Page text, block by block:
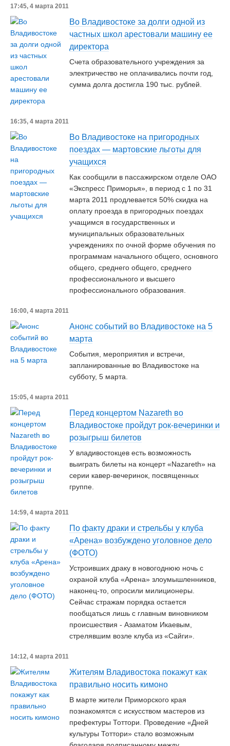
17:45, 4 марта 2011
Во Владивостоке за долги одной из
частных школ арестовали машину ее
директора
Счета образовательного учреждения за
электричество не оплачивались почти год,
сумма долга достигла 190 тыс. рублей.
16:35, 4 марта 2011
Во Владивостоке на пригородных
поездах — мартовские льготы для
учащихся
Как сообщили в пассажирском отделе ОАО
«Экспресс Приморья», в период с 1 по 31
марта 2011 продлевается 50% скидка на
оплату проезда в пригородных поездах
учащимся в государственных и
муниципальных образовательных
учреждениях по очной форме обучения по
программам начального общего, основного
общего, среднего общего, среднего
профессионального и высшего
профессионального образования.
16:00, 4 марта 2011
Анонс событий во Владивостоке на 5
марта
События, мероприятия и встречи,
запланированные во Владивостоке на
субботу, 5 марта.
15:05, 4 марта 2011
Перед концертом Nazareth во
Владивостоке пройдут рок-вечеринки и
розыгрыш билетов
У владивостокцев есть возможность
выиграть билеты на концерт «Nazareth» на
серии кавер-вечеринок, посвященных
группе.
14:59, 4 марта 2011
По факту драки и стрельбы у клуба
«Арена» возбуждено уголовное дело
(ФОТО)
Устроивших драку в новогоднюю ночь с
охраной клуба «Арена» злоумышленников,
наконец-то, опросили милиционеры.
Сейчас стражам порядка остается
пообщаться лишь с главным виновником
происшествия - Азаматом Икаевым,
стрелявшим возле клуба из «Сайги».
14:12, 4 марта 2011
Жителям Владивостока покажут как
правильно носить кимоно
В марте жители Приморского края
познакомятся с искусством мастеров из
префектуры Тоттори. Проведение «Дней
культуры Тоттори» стало возможным